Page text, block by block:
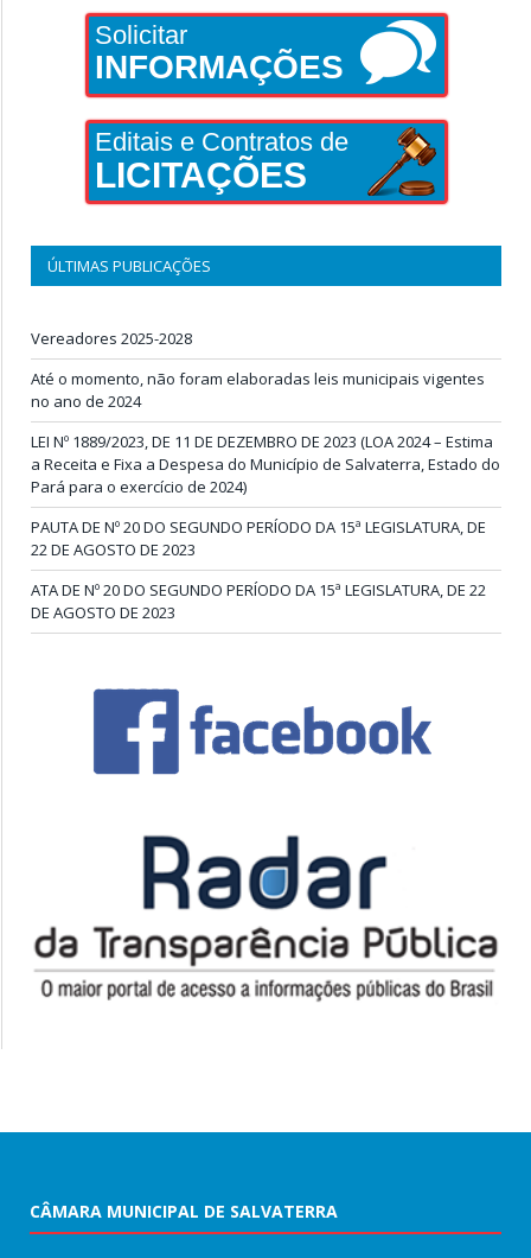
Solicitar
INFORMAÇÕES
Editais e Contratos de
LICITAÇÕES
ÚLTIMAS PUBLICAÇÕES
Vereadores 2025-2028
Até o momento, não foram elaboradas leis municipais vigentes
no ano de 2024
LEI Nº 1889/2023, DE 11 DE DEZEMBRO DE 2023 (LOA 2024 – Estima
a Receita e Fixa a Despesa do Município de Salvaterra, Estado do
Pará para o exercício de 2024)
PAUTA DE Nº 20 DO SEGUNDO PERÍODO DA 15ª LEGISLATURA, DE
22 DE AGOSTO DE 2023
ATA DE Nº 20 DO SEGUNDO PERÍODO DA 15ª LEGISLATURA, DE 22
DE AGOSTO DE 2023
CÂMARA MUNICIPAL DE SALVATERRA